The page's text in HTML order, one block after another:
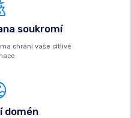
soukromí
chrání vaše citlivé
domén